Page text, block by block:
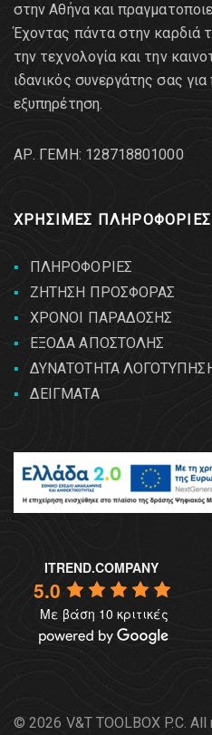
στην Αθήνα και
Έχοντας πάντα στην καρδιά
την τεχνολογία και την
ιδανικός συνεργάτης σας για
εξυπηρέτηση.
AΡ. ΓΕΜΗ: 128718801000
ΧΡΗΣΙΜΕΣ ΠΛΗΡΟΦΟΡΙΕΣ
ΠΛΗΡΟΦΟΡΙΕΣ
ΖΗΤΗΣΗ ΠΡΟΣΦΟΡΑΣ
ΧΡΟΝΟΙ ΠΑΡΑΔΟΣΗΣ
ΕΞΟΔΑ ΑΠΟΣΤΟΛΗΣ
ΔΥΝΑΤΟΤΗΤΑ
ΔΕΙΓΜΑΤΑ
ITREND.COMPANY
5.0
Με βάση 10 κριτικές
© 2026 V&T TOOLBOX P.C.